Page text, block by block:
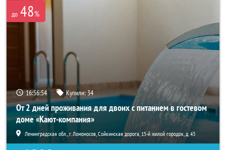
до 48%
16:56:52 Купили: 34
От 2 дней проживания для двоих с питанием в гостевом
доме «Кают-компания»
Ленинградская обл., г. Ломоносов, Сойкинская дорога, 15-й жилой городок, д. 43